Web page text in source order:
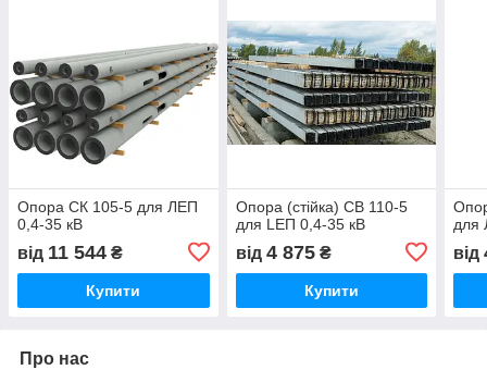
Опора СК 105-5 для ЛЕП
0,4-35 кВ
від 11 544 ₴
Купити
Опора (стійка) СВ 110-5
для LEП 0,4-35 кВ
від 4 875₴
Купити
для
від
Про нас